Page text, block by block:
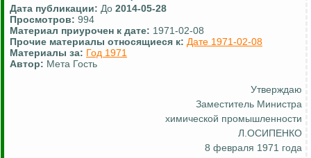
Дата публикации: До 2014-05-28
Просмотров: 994
Материал приурочен к дате: 1971-02-08
Прочие материалы относящиеся к: Дате 1971-02-08
Материалы за: Год 1971
Автор: Мета Гость
Утверждаю
Заместитель Министра
химической промышленности
Л.ОСИПЕНКО
8 февраля 1971 года